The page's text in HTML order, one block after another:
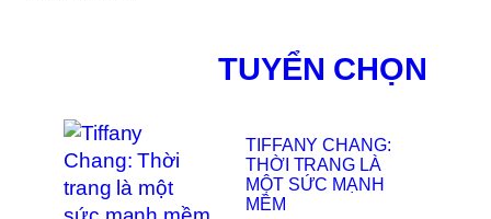
TUYỂN CHỌN
TIFFANY CHANG:
THỜI TRANG LÀ
MỘT SỨC MẠNH
MỀM